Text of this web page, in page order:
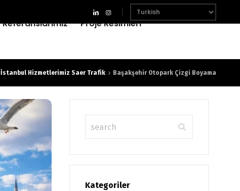
Referanslarımız Proje Resimleri
İstanbul Hizmetlerimiz Saer Trafik Başakşehir Otopark Çizgi Boyama
Kategoriler